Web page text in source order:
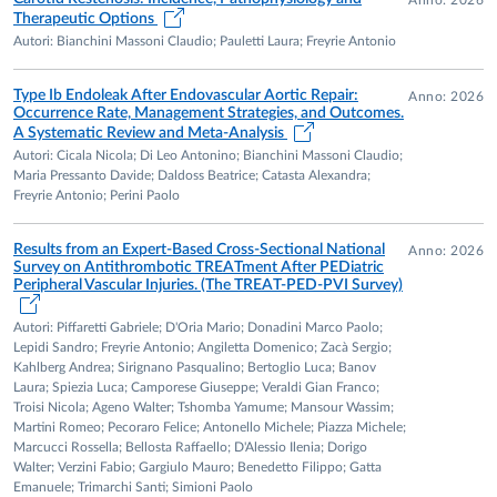
In data 01/11/2008 ha preso servizio con il ruolo di
Professore Associato di Chirurgia Vascolare presso il
Anestesiologiche della Facoltà di Medicina e Chirurgia
dell’Università di Bologna
In data 01/11/2011 e stato inquadrato nel ruolo di
Professore Associato Confermato per il Settore Scientifico
Disciplinare MED22 -Chirurgia Vascolare presso Facoltà di
Medicina e Chirurgia dell’Università di Bologna
Con decorrenza 04/12/2013 ha conseguito l’Abilitazione
Scientifica Nazionale a Professore di Prima Fascia nel
settore concorsuale 06/E1 Chirurgia Cardio-Toraco-
Vascolare
Con decorrenza 01/11/2015, a seguito di una Convenzione
tra l’Università di Bologna e l’Università di Parma svolge la
sua attività didattica e di ricerca presso il Dipartimento di
Therapeutic Options
Autori: Bianchini Massoni Claudio; Pauletti Laura; Freyrie Antonio
Type Ib Endoleak After Endovascular Aortic Repair:
Occurrence Rate, Management Strategies, and Outcomes.
A Systematic Review and Meta-Analysis
Autori: Cicala Nicola; Di Leo Antonino; Bianchini Massoni Claudio;
Maria Pressanto Davide; Daldoss Beatrice; Catasta Alexandra;
Freyrie Antonio; Perini Paolo
Anno: 2026
Results from an Expert-Based Cross-Sectional National
Survey on Antithrombotic TREATment After PEDiatric
Peripheral Vascular Injuries. (The TREAT-PED-PVI Survey)
Autori: Piffaretti Gabriele; D'Oria Mario; Donadini Marco Paolo;
Lepidi Sandro; Freyrie Antonio; Angiletta Domenico; Zacà Sergio;
Kahlberg Andrea; Sirignano Pasqualino; Bertoglio Luca; Banov
Laura; Spiezia Luca; Camporese Giuseppe; Veraldi Gian Franco;
Troisi Nicola; Ageno Walter; Tshomba Yamume; Mansour Wassim;
Martini Romeo; Pecoraro Felice; Antonello Michele; Piazza Michele;
Marcucci Rossella; Bellosta Raffaello; D'Alessio Ilenia; Dorigo
Walter; Verzini Fabio; Gargiulo Mauro; Benedetto Filippo; Gatta
Emanuele; Trimarchi Santi; Simioni Paolo
Anno: 2026